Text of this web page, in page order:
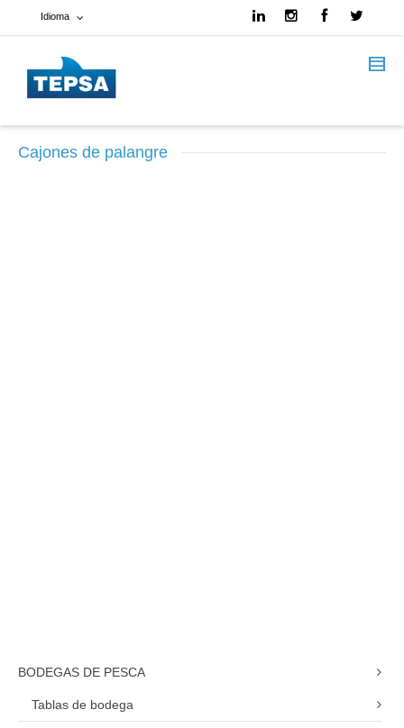
Idioma
Francés
Español
Inglés
Cajones de palangre
BODEGAS DE PESCA
Tablas de bodega